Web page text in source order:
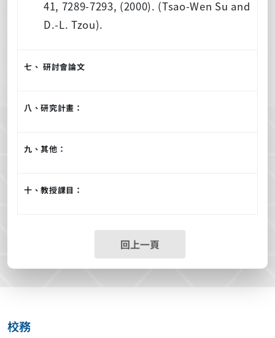
41, 7289-7293, (2000). (Tsao-Wen Su and
D.-L. Tzou).
七、 研討會論文
八、研究計畫：
九、其他：
十、教授課目：
回上一頁
校務